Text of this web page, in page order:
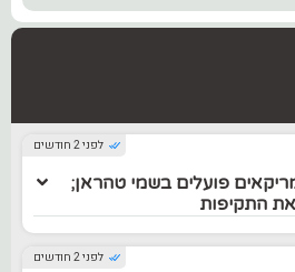
לפני 2 חודשים
פועלים בשמי טהראן;
התקיפות
לפני 2 חודשים